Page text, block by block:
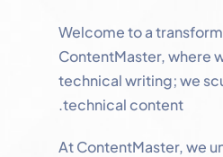
Welcome to a
ContentMaster, where
technical writing; we
technical content.
At ContentMaster, we